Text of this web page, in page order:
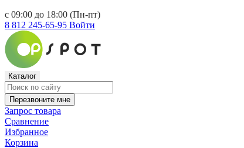
с 09:00 до 18:00 (Пн-пт)
8 812 245-65-95 Войти
Каталог
Перезвоните мне
Запрос товара
Сравнение
Избранное
Корзина